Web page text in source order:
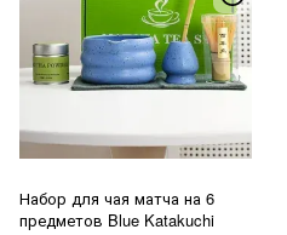
Набор для чая матча на 6
предметов Blue Katakuchi